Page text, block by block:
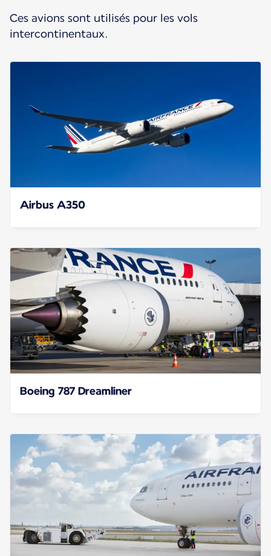
Ces avions sont utilisés pour les vols
intercontinentaux.
Airbus A350
Boeing 787 Dreamliner